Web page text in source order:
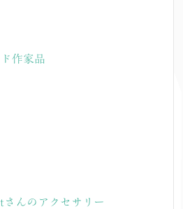
作家品
んのアクセサリー